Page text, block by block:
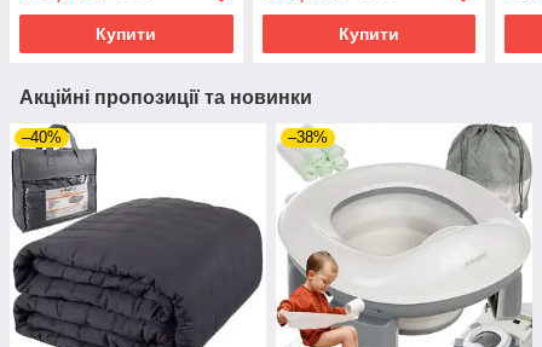
Купити Купити
Акційні пропозиції та новинки
–40% –38%